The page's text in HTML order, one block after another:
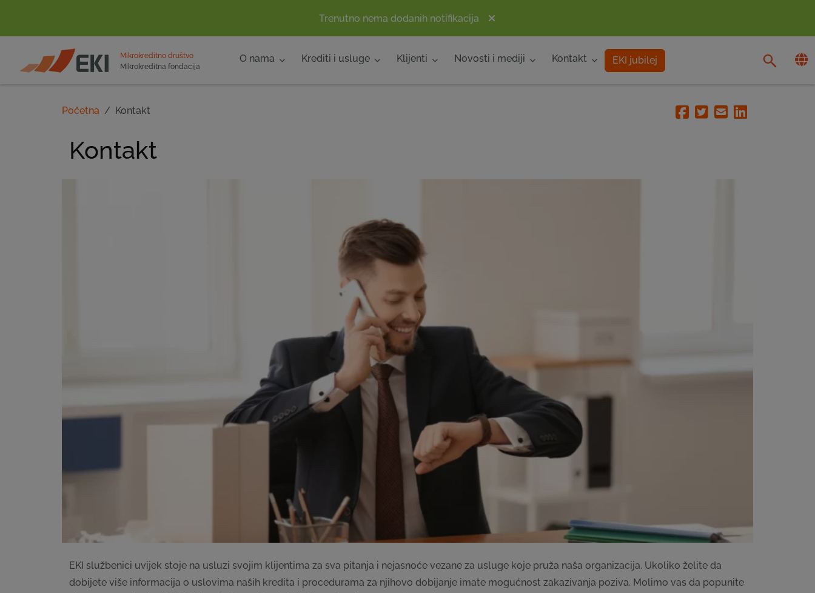
Trenutno nema dodanih notifikacija
POČETNA
Mikrokreditno društvo
Mikrokreditna fondacija
O nama Krediti i usluge Klijenti Novosti i mediji Kontakt EKI jubilej
Početna Kontakt Facebook
TwitterEmailLinkedin
Kontakt
EKI službenici uvijek stoje na usluzi svojim klijentima za sva pitanja i nejasnoće vezane za usluge koje pruža naša organizacija. Ukoliko želite da
dobijete više informacija o uslovima naših kredita i procedurama za njihovo dobijanje imate mogućnost zakazivanja poziva. Molimo vas da popunite